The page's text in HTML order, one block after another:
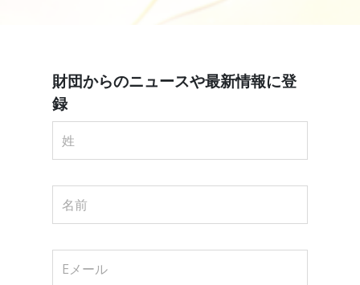
財団からのニュースや最新情報に登
録